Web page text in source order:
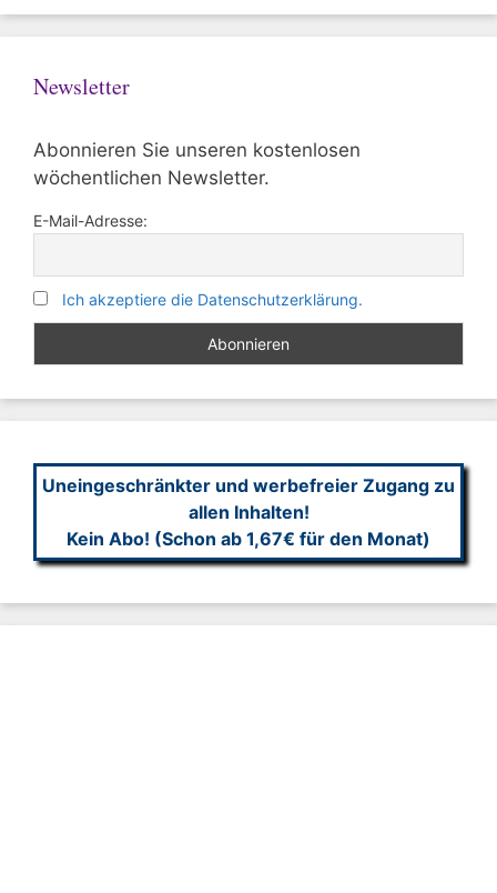
Newsletter
Abonnieren Sie unseren kostenlosen
wöchentlichen Newsletter.
E-Mail-Adresse:
Ich akzeptiere die Datenschutzerklärung.
Uneingeschränkter und werbefreier Zugang zu
allen Inhalten!
Kein Abo! (Schon ab 1,67€ für den Monat)